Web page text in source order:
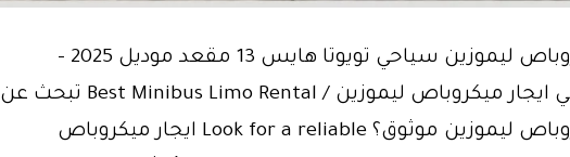
ايجار ميكروباص ليموزين سياحي تويوتا هايس 13 مقعد موديل 2025 –
الأفضل في ايجار ميكروباص ليموزين / Best Minibus Limo Rental تبحث عن
ايجار ميكروباص ليموزين موثوق؟ Look for a reliable ايجار ميكروباص